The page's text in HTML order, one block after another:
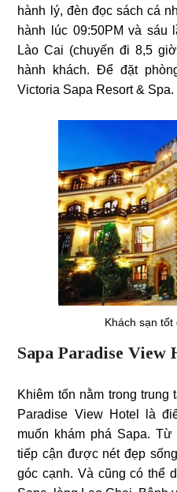
hành lý, đèn đọc sách cá
hành lúc 09:50PM và sáu
Lào Cai (chuyến đi 8,5
hành khách. Để đặt
Victoria Sapa Resort & Spa.
Khách sạn
Sapa Paradise View
Khiêm tốn nằm trong
Paradise View Hotel là
muốn khám phá Sapa.
tiếp cận được nét đẹp
góc cạnh. Và cũng có thể